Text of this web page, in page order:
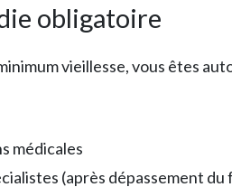
obligatoire
vieillesse, vous êtes
médicales
(après dépassement